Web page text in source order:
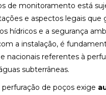
de monitoramento está
e aspectos legais que
hídricos e a segurança
a instalação, é
nacionais referentes à
subterrâneas.
de poços exige